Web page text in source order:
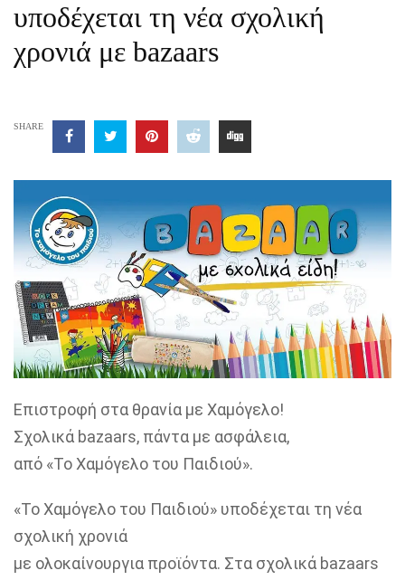
υποδέχεται τη νέα σχολική
χρονιά με bazaars
SHARE
Επιστροφή στα θρανία με Χαμόγελο!
Σχολικά bazaars, πάντα με ασφάλεια,
από «Το Χαμόγελο του Παιδιού».
«Το Χαμόγελο του Παιδιού» υποδέχεται τη νέα
σχολική χρονιά
με ολοκαίνουργια προϊόντα. Στα σχολικά bazaars